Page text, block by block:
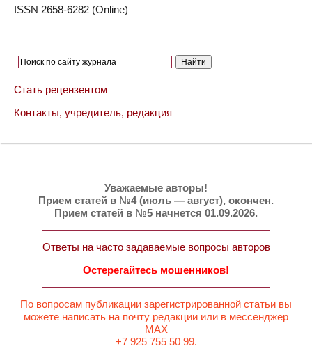
ISSN 2658-6282 (Online)
Стать рецензентом
Контакты, учредитель, редакция
Уважаемые авторы!
Прием статей в №4 (июль — август), окончен.
Прием статей в №5 начнется 01.09.2026.
Ответы на часто задаваемые вопросы авторов
Остерегайтесь мошенников!
По вопросам публикации зарегистрированной статьи вы
можете написать на почту редакции или в мессенджер
MAX
+7 925 755 50 99.